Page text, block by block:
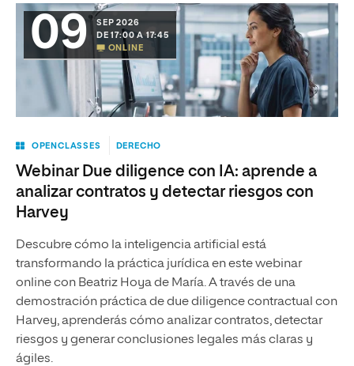
09
SEP 2026
DE 17:00 A 17:45
ONLINE
OPENCLASSES DERECHO
Webinar Due diligence con IA: aprende a
analizar contratos y detectar riesgos con
Harvey
Descubre cómo la inteligencia artificial está
transformando la práctica jurídica en este webinar
online con Beatriz Hoya de María. A través de una
demostración práctica de due diligence contractual con
Harvey, aprenderás cómo analizar contratos, detectar
riesgos y generar conclusiones legales más claras y
ágiles.